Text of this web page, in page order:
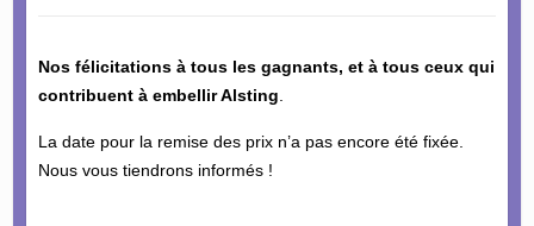
Nos félicitations à tous les gagnants, et à tous ceux qui
contribuent à embellir Alsting.
La date pour la remise des prix n’a pas encore été fixée.
Nous vous tiendrons informés !